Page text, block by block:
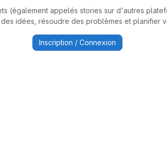
(également appelés stories sur d'autres
idées, résoudre des problèmes et planifier
Inscription / Connexion